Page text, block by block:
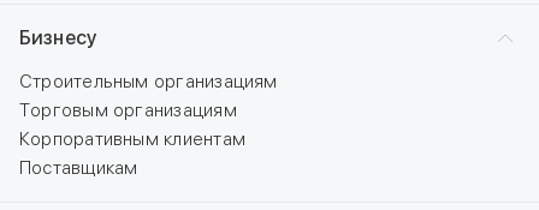
Бизнесу
Строительным организациям
Торговым организациям
Корпоративным клиентам
Поставщикам